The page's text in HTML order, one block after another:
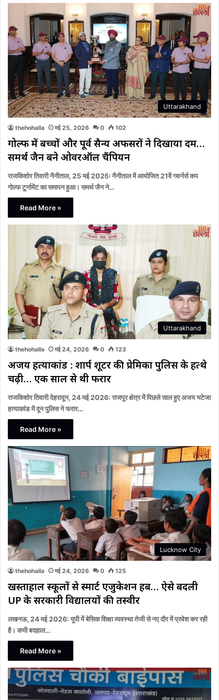
Uttarakhand
thehohalla मई 25, 2026 0 102
गोल्फ में बच्चों और पूर्व सैन्य अफसरों ने दिखाया दम…
समर्थ जैन बने ओवरऑल चैंपियन
राजकिशोर तिवारी नैनीताल, 25 मई 2026ः नैनीताल में आयोजित 21वें गवर्नर्स कप
गोल्फ टूर्नामेंट का समापन हुआ। समर्थ जैन ने…
Read More »
Uttarakhand
thehohalla मई 24, 2026 0 123
अजय हत्याकांड : शार्प शूटर की प्रेमिका पुलिस के हत्थे
चढ़ी… एक साल से थी फरार
राजकिशोर तिवारी देहरादून, 24 मई 2026: राजपुर क्षेत्र में पिछले साल हुए अजय भटेजा
हत्याकांड में दून पुलिस ने फरार…
Read More »
Lucknow City
thehohalla मई 24, 2026 0 125
खस्ताहाल स्कूलों से स्मार्ट एजुकेशन हब… ऐसे बदली
UP के सरकारी विद्यालयों की तस्वीर
लखनऊ, 24 मई 2026: यूपी में बेसिक शिक्षा व्यवस्था तेजी से नए दौर में प्रवेश कर रही
है। कभी बदहाल…
Read More »